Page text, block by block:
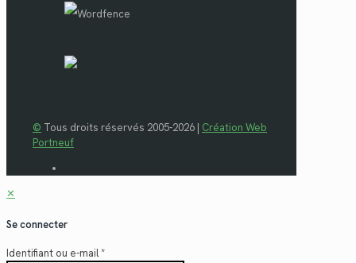
© Tous droits réservés 2005-2026 | Création Web
Portneuf
✕
Se connecter
Identifiant ou e-mail*